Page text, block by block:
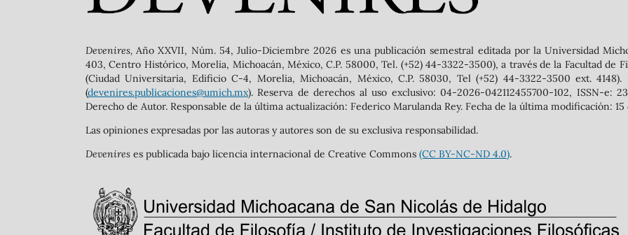
Devenires,Año XXVII, Núm. 54, Julio-Diciembre 2026 es una publicación semestral editada por la Universidad
403, Centro Histórico, Morelia, Michoacán, México, C.P. 58000, Tel. (+52) 44-3322-3500), a través de la Facultad de
(Ciudad Universitaria, Edificio C-4, Morelia, Michoacán, México, C.P. 58030, Tel (+52) 44-3322-3500 ext.
(devenires.publicaciones@umich.mx). Reserva de derechos al uso exclusivo: 04-2026-042112455700-102, ISSN-e:
Derecho de Autor. Responsable de la última actualización: Federico Marulanda Rey. Fecha de la última modificación:
Las opiniones expresadas por las autoras y autores son de su exclusiva responsabilidad.
Devenires es publicada bajo licencia internacional de Creative Commons (CC BY-NC-ND 4.0).